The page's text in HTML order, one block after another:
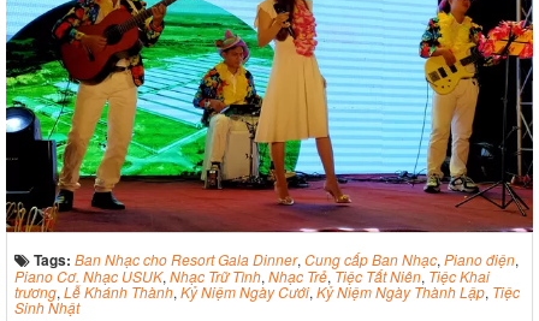
Tags: Ban Nhạc cho Resort Gala Dinner, Cung cấp Ban Nhạc, Piano điện,
Piano Cơ. Nhạc USUK, Nhạc Trữ Tình, Nhạc Trẻ,Tiệc Tất Niên, Tiệc Khai
trương, Lễ Khánh Thành, Kỷ Niệm Ngày Cưới, Kỷ Niệm Ngày Thành Lập, Tiệc
Sinh Nhật